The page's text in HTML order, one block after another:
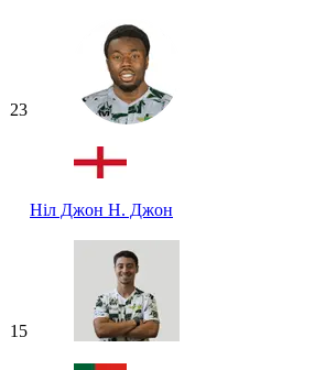
23
Ніл Джон Н. Джон
15